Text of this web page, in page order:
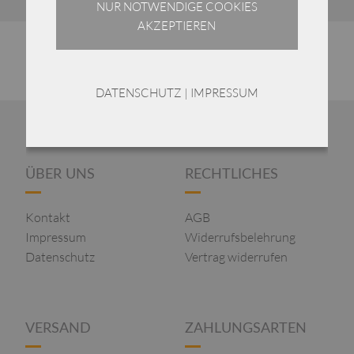
ÜBER UNS
Kontakt
Impressum
Datenschutz
RECHTLICHES
AGB
Widerrufsbelehrung
Vertrag widerrufen
VERSAND ZAHLUNGSARTEN
NUR NOTWENDIGE COOKIES
AKZEPTIEREN
DATENSCHUTZ | IMPRESSUM